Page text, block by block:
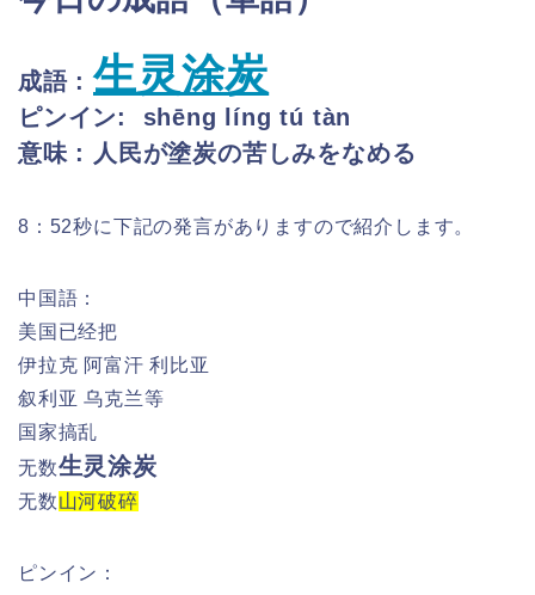
成語 :生灵涂炭
ピンイン: shēng líng tú tàn
意味 : 人民が塗炭の苦しみをなめる
8：52秒に下記の発言がありますので紹介します。
中国語：
美国已经把
伊拉克 阿富汗 利比亚
叙利亚 乌克兰等
国家搞乱
无数生灵涂炭
无数山河破碎
ピンイン：